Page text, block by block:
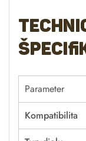
Parameter
Kompatibilita